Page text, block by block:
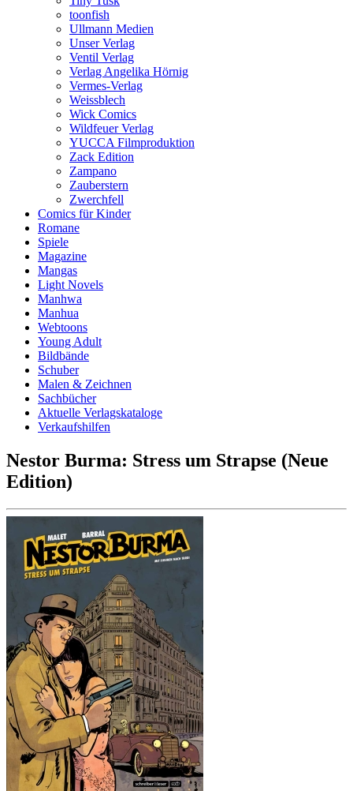
toonfish
Ullmann Medien
Unser Verlag
Ventil Verlag
Verlag Angelika Hörnig
Vermes-Verlag
Weissblech
Wick Comics
Wildfeuer Verlag
YUCCA Filmproduktion
Zack Edition
Zampano
Zauberstern
Zwerchfell
Comics für Kinder
Romane
Spiele
Magazine
Mangas
Light Novels
Manhwa
Manhua
Webtoons
Young Adult
Bildbände
Schuber
Malen & Zeichnen
Sachbücher
Aktuelle Verlagskataloge
Verkaufshilfen
Nestor Burma: Stress um Strapse (Neue
Edition)